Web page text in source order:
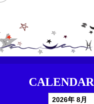
CALENDAR
2026年 8月